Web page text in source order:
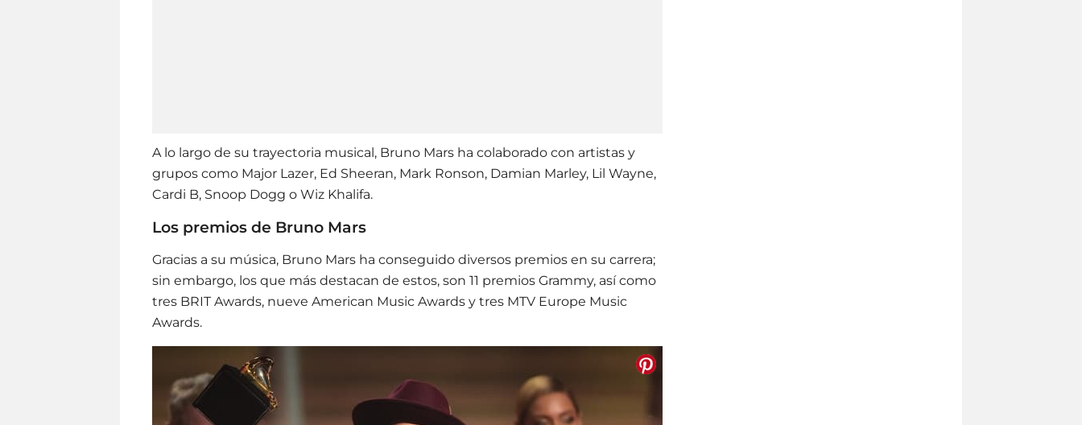
A lo largo de su trayectoria musical, Bruno Mars ha colaborado con artistas y
grupos como Major Lazer, Ed Sheeran, Mark Ronson, Damian Marley, Lil Wayne,
Cardi B, Snoop Dogg o Wiz Khalifa.
Los premios de Bruno Mars
Gracias a su música, Bruno Mars ha conseguido diversos premios en su carrera;
sin embargo, los que más destacan de estos, son 11 premios Grammy, así como
tres BRIT Awards, nueve American Music Awards y tres MTV Europe Music
Awards.